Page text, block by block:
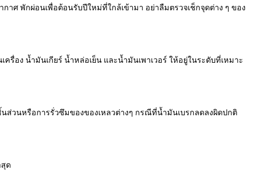
ศ พักผ่อนเพื่อต้อนรับปีใหม่ที่ใกล้เข้ามา อย่าลืมตรวจเช็กจุดต่าง ๆ ของ
รื่อง น้ำมันเกียร์ น้ำหล่อเย็น และน้ำมันเพาเวอร์ ให้อยู่ในระดับที่เหมาะ
ส่วนหรือการรั่วซึมของของเหลวต่างๆ กรณีที่น้ำมันเบรกลดลงผิดปกติ
ด